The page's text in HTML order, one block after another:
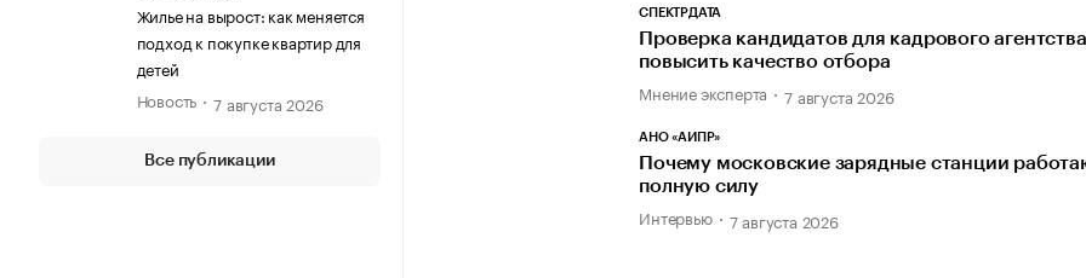
Жилье на вырост: как меняется
подход к покупке квартир для
детей
Новость
7 августа 2026
Все публикации
СПЕКТРДАТА
Проверка кандидатов для кадрового
повысить качество отбора
Мнение эксперта 7 августа 2026
АНО «АИПР»
Почему московские зарядные станции
полную силу
Интервью 7 августа 2026